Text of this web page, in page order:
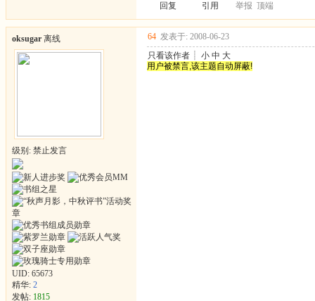
回复 引用 举报 顶端
oksugar 离线
级别: 禁止发言
UID: 65673
精华: 2
发帖: 1815
64 发表于: 2008-06-23
只看该作者 ┊ 小 中 大
用户被禁言,该主题自动屏蔽!